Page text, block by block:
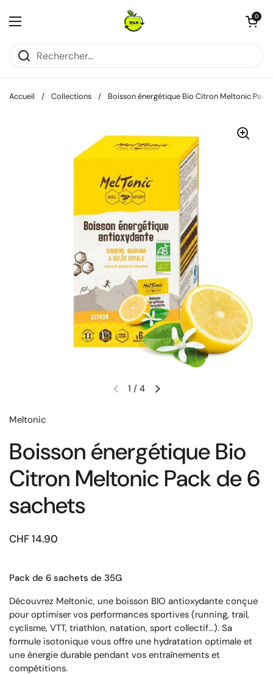
Ouvrir le menu
Ouvrir le
0
Accueil / Collections / Boisson énergétique Bio Citron Meltonic Pack
1 / 4
Meltonic
Boisson énergétique Bio
Citron Meltonic Pack de 6
sachets
CHF 14.90
Pack de 6 sachets de 35G
Découvrez Meltonic, une boisson BIO antioxydante conçue
pour optimiser vos performances sportives (running, trail,
cyclisme, VTT, triathlon, natation, sport collectif...). Sa
formule isotonique vous offre une hydratation optimale et
une énergie durable pendant vos entraînements et
compétitions.